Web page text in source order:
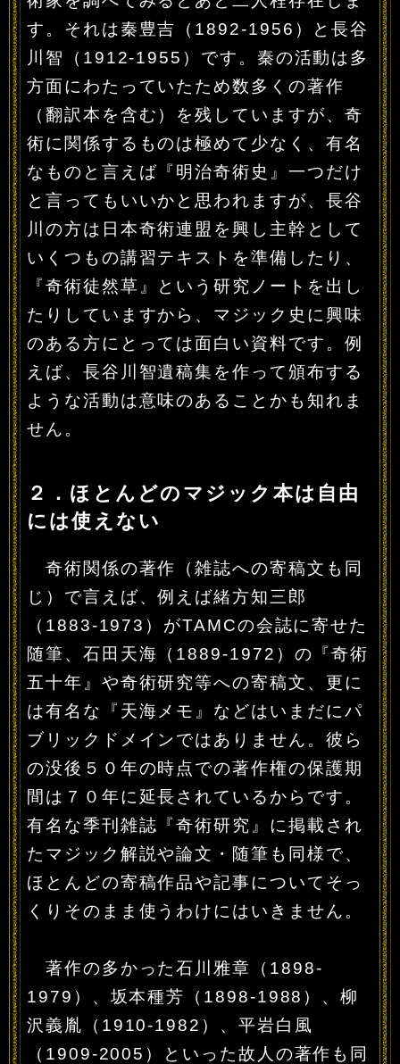
す。それは秦豊吉（1892-1956）と長谷
川智（1912-1955）です。秦の活動は多
方面にわたっていたため数多くの著作
（翻訳本を含む）を残していますが、奇
術に関係するものは極めて少なく、有名
なものと言えば『明治奇術史』一つだけ
と言ってもいいかと思われますが、長谷
川の方は日本奇術連盟を興し主幹として
いくつもの講習テキストを準備したり、
『奇術徒然草』という研究ノートを出し
たりしていますから、マジック史に興味
のある方にとっては面白い資料です。例
えば、長谷川智遺稿集を作って頒布する
ような活動は意味のあることかも知れま
せん。
２．ほとんどのマジック本は自由
には使えない
奇術関係の著作（雑誌への寄稿文も同
じ）で言えば、例えば緒方知三郎
（1883-1973）がTAMCの会誌に寄せた
随筆、石田天海（1889-1972）の『奇術
五十年』や奇術研究等への寄稿文、更に
は有名な『天海メモ』などはいまだにパ
ブリックドメインではありません。彼ら
の没後５０年の時点での著作権の保護期
間は７０年に延長されているからです。
有名な季刊雑誌『奇術研究』に掲載され
たマジック解説や論文・随筆も同様で、
ほとんどの寄稿作品や記事についてそっ
くりそのまま使うわけにはいきません。
著作の多かった石川雅章（1898-
1979）、坂本種芳（1898-1988）、柳
沢義胤（1910-1982）、平岩白風
（1909-2005）といった故人の著作も同